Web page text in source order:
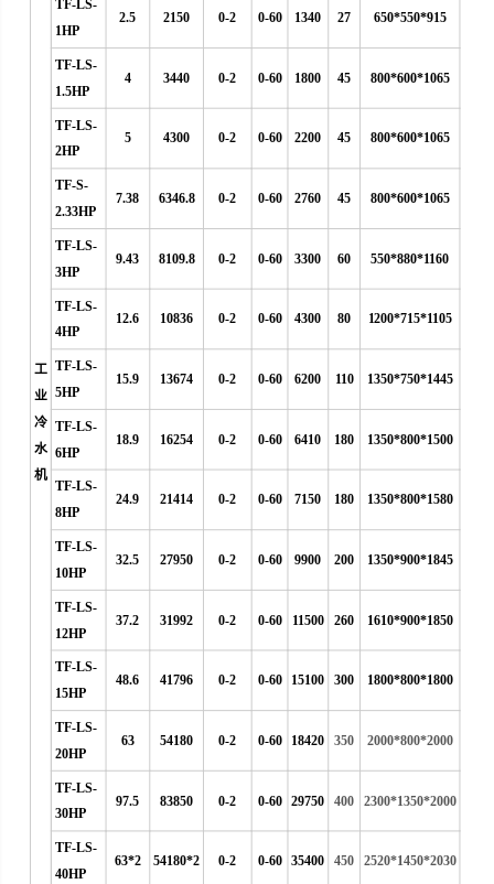
工
业
冷
水
机
TF-LS-
1HP
2.5 2150 0-2 0-60 1340 27 650*550*915
TF-LS-
1.5HP
4 3440 0-2 0-60 1800 45 800*600*1065
TF-LS-
2HP
5 4300 0-2 0-60 2200 45 800*600*1065
TF-S-
2.33HP
7.38 6346.8 0-2 0-60 2760 45 800*600*1065
TF-LS-
3HP
9.43 8109.8 0-2 0-60 3300 60 550*880*1160
TF-LS-
4HP
12.6 10836 0-2 0-60 4300 80 1200*715*1105
TF-LS-
5HP
15.9 13674 0-2 0-60 6200 110 1350*750*1445
TF-LS-
6HP
18.9 16254 0-2 0-60 6410 180 1350*800*1500
TF-LS-
8HP
24.9 21414 0-2 0-60 7150 180 1350*800*1580
TF-LS-
10HP
32.5 27950 0-2 0-60 9900 200 1350*900*1845
TF-LS-
12HP
37.2 31992 0-2 0-60 11500 260 1610*900*1850
TF-LS-
15HP
48.6 41796 0-2 0-60 15100 300 1800*800*1800
TF-LS-
20HP
63 54180 0-2 0-60 18420 350 2000*800*2000
TF-LS-
30HP
97.5 83850 0-2 0-60 29750 400 2300*1350*2000
TF-LS-
40HP
63*2 54180*2 0-2 0-60 35400 450 2520*1450*2030